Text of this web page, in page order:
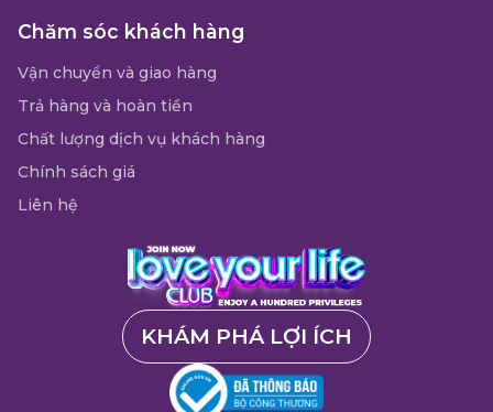
Chăm sóc khách hàng
Vận chuyển và giao hàng
Trả hàng và hoàn tiền
Chất lượng dịch vụ khách hàng
Chính sách giá
Liên hệ
KHÁM PHÁ LỢI ÍCH